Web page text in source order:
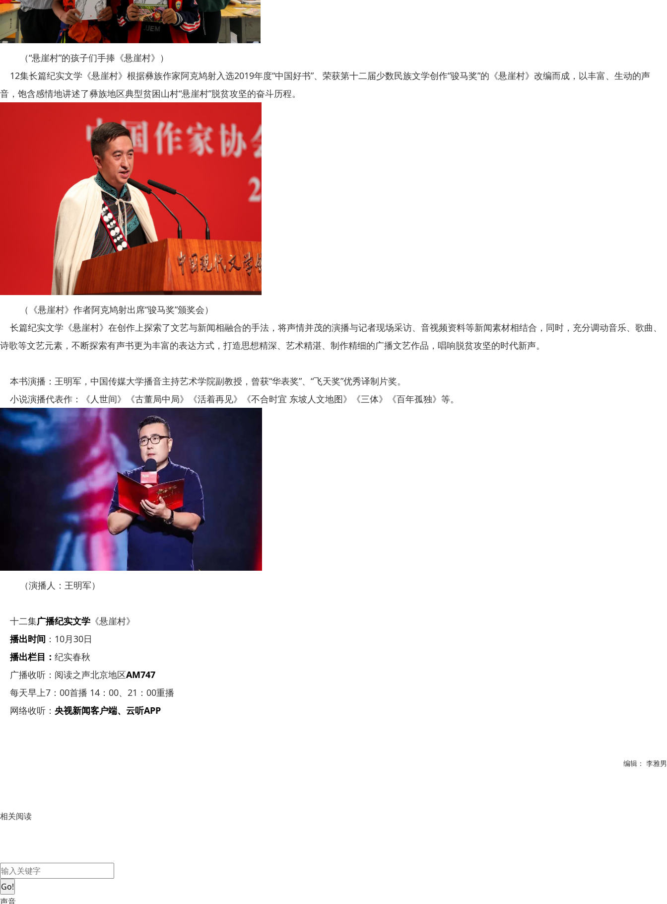
（“悬崖村”的孩子们手捧《悬崖村》）
12集长篇纪实文学《悬崖村》根据彝族作家阿克鸠射入选2019年度“中国好书”、荣获第十二届少数民族文学创作“骏马奖”的《悬崖村》改编而成，以丰富、生动的声
音，饱含感情地讲述了彝族地区典型贫困山村“悬崖村”脱贫攻坚的奋斗历程。
（《悬崖村》作者阿克鸠射出席“骏马奖”颁奖会）
长篇纪实文学《悬崖村》在创作上探索了文艺与新闻相融合的手法，将声情并茂的演播与记者现场采访、音视频资料等新闻素材相结合，同时，充分调动音乐、歌曲、
诗歌等文艺元素，不断探索有声书更为丰富的表达方式，打造思想精深、艺术精湛、制作精细的广播文艺作品，唱响脱贫攻坚的时代新声。
本书演播：王明军，中国传媒大学播音主持艺术学院副教授，曾获“华表奖”、“飞天奖”优秀译制片奖。
小说演播代表作：《人世间》《古董局中局》《活着再见》《不合时宜 东坡人文地图》《三体》《百年孤独》等。
（演播人：王明军）
十二集广播纪实文学 《悬崖村》
播出时间 ：10月30日
播出栏目： 纪实春秋
广播收听：阅读之声北京地区AM747
每天早上7：00首播 14：00、21：00重播
网络收听： 央视新闻客户端、云听APP
编辑： 李雅男
相关阅读
Go!
声音